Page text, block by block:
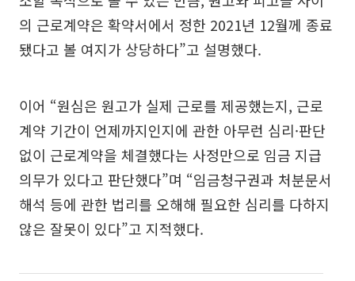
의 근로계약은 확약서에서 정한 2021년 12월께 종료
됐다고 볼 여지가 상당하다”고 설명했다.
이어 “원심은 원고가 실제 근로를 제공했는지, 근로
계약 기간이 언제까지인지에 관한 아무런 심리·판단
없이 근로계약을 체결했다는 사정만으로 임금 지급
의무가 있다고 판단했다”며 “임금청구권과 처분문서
해석 등에 관한 법리를 오해해 필요한 심리를 다하지
않은 잘못이 있다”고 지적했다.